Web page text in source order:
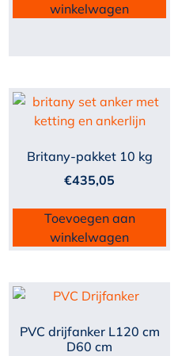
winkelwagen
Britany-pakket 10 kg
€435,05
Toevoegen aan
winkelwagen
PVC drijfanker L120 cm
D60 cm